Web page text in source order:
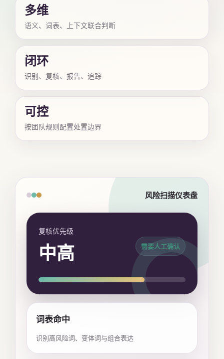
多维
语义、词表、上下文联合判断
闭环
识别、复核、报告、追踪
可控
按团队规则配置处置边界
风险扫描仪表盘
复核优先级
中高 需要人工确认
词表命中
识别高风险词、变体词与组合表达